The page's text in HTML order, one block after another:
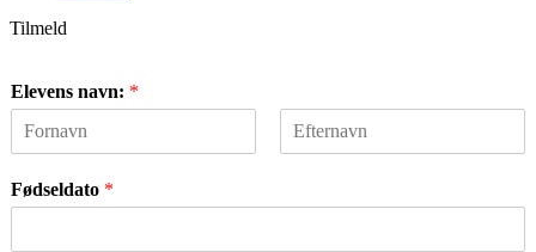
Tilmeld
Elevens navn: *
i
r
Fødseldato *